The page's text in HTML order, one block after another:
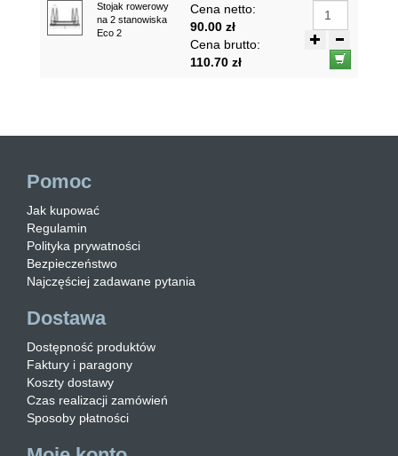
Stojak rowerowy
na 2 stanowiska
Eco 2
Cena netto:
90.00 zł
Cena brutto:
110.70 zł
Pomoc
Jak kupować
Regulamin
Polityka prywatności
Bezpieczeństwo
Najczęściej zadawane pytania
Dostawa
Dostępność produktów
Faktury i paragony
Koszty dostawy
Czas realizacji zamówień
Sposoby płatności